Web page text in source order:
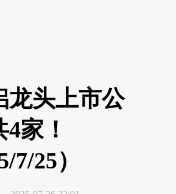
龙头上市公
家！
7/25）